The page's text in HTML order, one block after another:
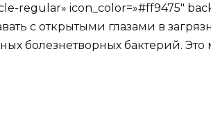
regular» icon_color=»#ff9475″
с открытыми глазами в
болезнетворных бактерий.